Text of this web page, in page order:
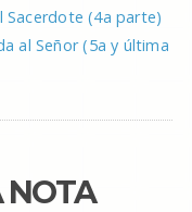
Sacerdote (4a parte)
al Señor (5a y última
NOTA